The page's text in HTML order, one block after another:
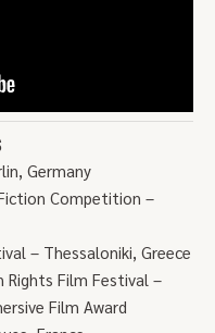
Germany
Competition –
– Thessaloniki, Greece
Rights Film Festival –
Film Award